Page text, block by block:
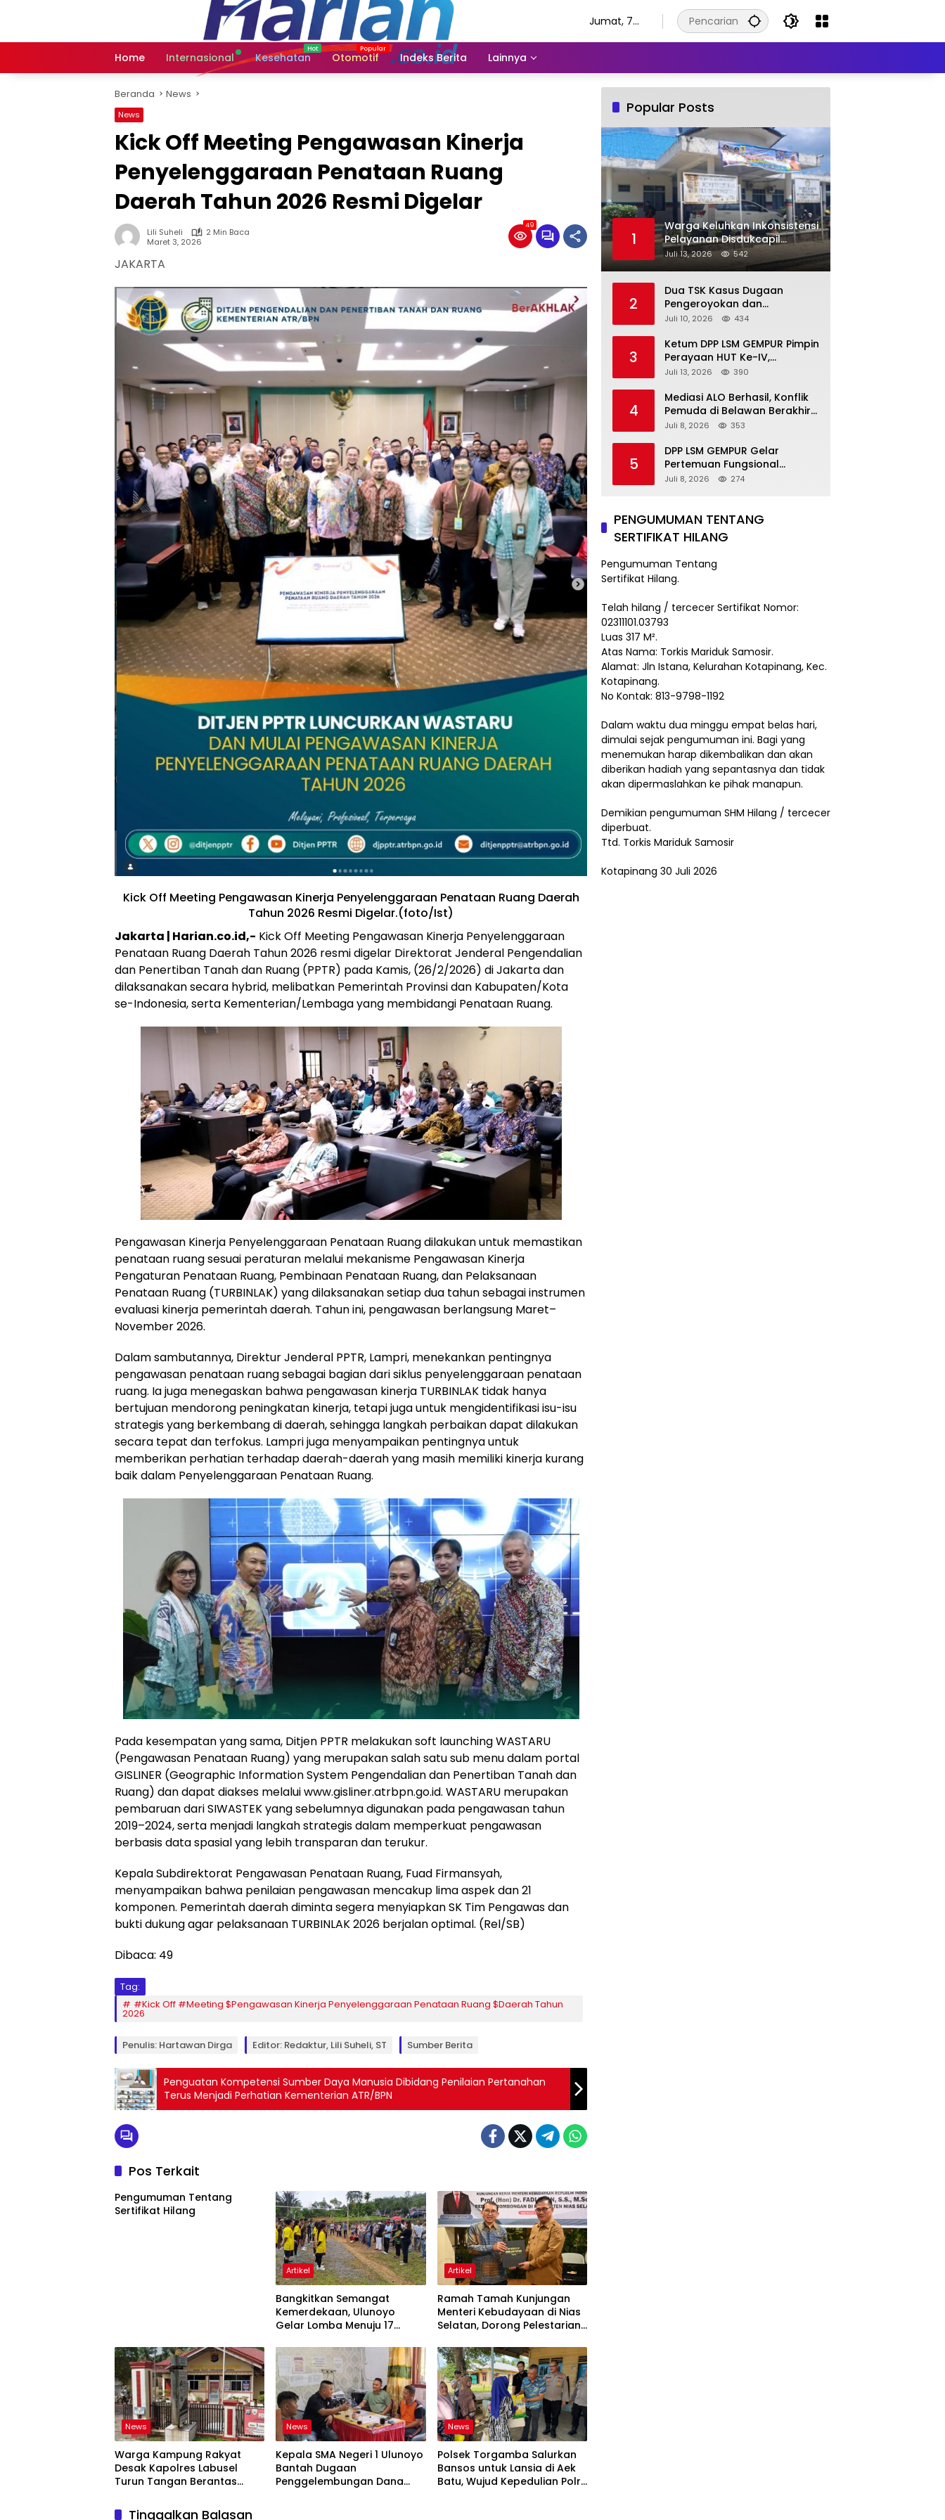
Jumat, 7
Home Internasional Kesehatan Otomotif Indeks Berita Lainnya
Beranda News
News
Kick Off Meeting Pengawasan Kinerja
Penyelenggaraan Penataan Ruang
Daerah Tahun 2026 Resmi Digelar
Lili Suheli
2 Min Baca
Maret 3, 2026
49
JAKARTA
Kick Off Meeting Pengawasan Kinerja Penyelenggaraan Penataan Ruang Daerah
Tahun 2026 Resmi Digelar.(foto/Ist)
Jakarta | Harian.co.id,- Kick Off Meeting Pengawasan Kinerja Penyelenggaraan
Penataan Ruang Daerah Tahun 2026 resmi digelar Direktorat Jenderal Pengendalian
dan Penertiban Tanah dan Ruang (PPTR) pada Kamis, (26/2/2026) di Jakarta dan
dilaksanakan secara hybrid, melibatkan Pemerintah Provinsi dan Kabupaten/Kota
se-Indonesia, serta Kementerian/Lembaga yang membidangi Penataan Ruang.
Pengawasan Kinerja Penyelenggaraan Penataan Ruang dilakukan untuk memastikan
penataan ruang sesuai peraturan melalui mekanisme Pengawasan Kinerja
Pengaturan Penataan Ruang, Pembinaan Penataan Ruang, dan Pelaksanaan
Penataan Ruang (TURBINLAK) yang dilaksanakan setiap dua tahun sebagai instrumen
evaluasi kinerja pemerintah daerah. Tahun ini, pengawasan berlangsung Maret–
November 2026.
Dalam sambutannya, Direktur Jenderal PPTR, Lampri, menekankan pentingnya
pengawasan penataan ruang sebagai bagian dari siklus penyelenggaraan penataan
ruang. Ia juga menegaskan bahwa pengawasan kinerja TURBINLAK tidak hanya
bertujuan mendorong peningkatan kinerja, tetapi juga untuk mengidentifikasi isu-isu
strategis yang berkembang di daerah, sehingga langkah perbaikan dapat dilakukan
secara tepat dan terfokus. Lampri juga menyampaikan pentingnya untuk
memberikan perhatian terhadap daerah-daerah yang masih memiliki kinerja kurang
baik dalam Penyelenggaraan Penataan Ruang.
Pada kesempatan yang sama, Ditjen PPTR melakukan soft launching WASTARU
(Pengawasan Penataan Ruang) yang merupakan salah satu sub menu dalam portal
GISLINER (Geographic Information System Pengendalian dan Penertiban Tanah dan
Ruang) dan dapat diakses melalui www.gisliner.atrbpn.go.id. WASTARU merupakan
pembaruan dari SIWASTEK yang sebelumnya digunakan pada pengawasan tahun
2019–2024, serta menjadi langkah strategis dalam memperkuat pengawasan
berbasis data spasial yang lebih transparan dan terukur.
Kepala Subdirektorat Pengawasan Penataan Ruang, Fuad Firmansyah,
menyampaikan bahwa penilaian pengawasan mencakup lima aspek dan 21
komponen. Pemerintah daerah diminta segera menyiapkan SK Tim Pengawas dan
bukti dukung agar pelaksanaan TURBINLAK 2026 berjalan optimal. (Rel/SB)
Dibaca: 49
Tag:
#Kick Off #Meeting $Pengawasan Kinerja Penyelenggaraan Penataan Ruang $Daerah Tahun
2026
Penulis: Hartawan Dirga Editor: Redaktur, Lili Suheli, ST Sumber Berita
Penguatan Kompetensi Sumber Daya Manusia Dibidang Penilaian Pertanahan
Terus Menjadi Perhatian Kementerian ATR/BPN
Pos Terkait
Pengumuman Tentang
Sertifikat Hilang
Artikel
Bangkitkan Semangat
Kemerdekaan, Ulunoyo
Gelar Lomba Menuju 17
Artikel
Ramah Tamah Kunjungan
Menteri Kebudayaan di Nias
Selatan, Dorong Pelestarian
UNESCO
News
Warga Kampung Rakyat
Desak Kapolres Labusel
Turun Tangan Berantas
Perlabian
News
Kepala SMA Negeri 1 Ulunoyo
Bantah Dugaan
Penggelembungan Dana
News
Polsek Torgamba Salurkan
Bansos untuk Lansia di Aek
Batu, Wujud Kepedulian Polri
Tinggalkan Balasan
Popular Posts
1
Warga Keluhkan Inkonsistensi
Pelayanan Disdukcapil
Labuhanbatu Selatan dalam
Pengurusan KK Rusak
Juli 13, 2026 542
2
Dua TSK Kasus Dugaan
Pengeroyokan dan
Pengancaman Serahkan Diri,
Tuntaskan Pengamanan Tiga
Tersangka
Juli 10, 2026 434
3
Ketum DPP LSM GEMPUR Pimpin
Perayaan HUT Ke-IV,
Tegaskan Komitmen sebagai
Aspirasi Rakyat
Juli 13, 2026 390
4
Mediasi ALO Berhasil, Konflik
Pemuda di Belawan Berakhir
Damai
Juli 8, 2026 353
5
DPP LSM GEMPUR Gelar
Pertemuan Fungsional
Kepengurusan di Medan
Juli 8, 2026 274
PENGUMUMAN TENTANG
SERTIFIKAT HILANG
Pengumuman Tentang
Sertifikat Hilang.
Telah hilang / tercecer Sertifikat Nomor:
02311101.03793
Luas 317 M².
Atas Nama: Torkis Mariduk Samosir.
Alamat: Jln Istana, Kelurahan Kotapinang, Kec.
Kotapinang.
No Kontak: 813-9798-1192
Dalam waktu dua minggu empat belas hari,
dimulai sejak pengumuman ini. Bagi yang
menemukan harap dikembalikan dan akan
diberikan hadiah yang sepantasnya dan tidak
akan dipermaslahkan ke pihak manapun.
Demikian pengumuman SHM Hilang / tercecer
diperbuat.
Ttd. Torkis Mariduk Samosir
Kotapinang 30 Juli 2026